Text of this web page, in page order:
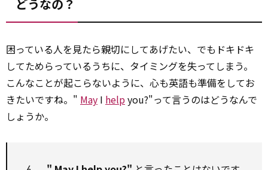
どうなの？
困っている人を見たら親切にしてあげたい、でもドキドキ
してためらっているうちに、タイミングを失ってしまう。
こんなことが起こらないように、心も英語も準備をしてお
きたいですね。" May I helpyou?"って言うのはどうなんで
しょうか。